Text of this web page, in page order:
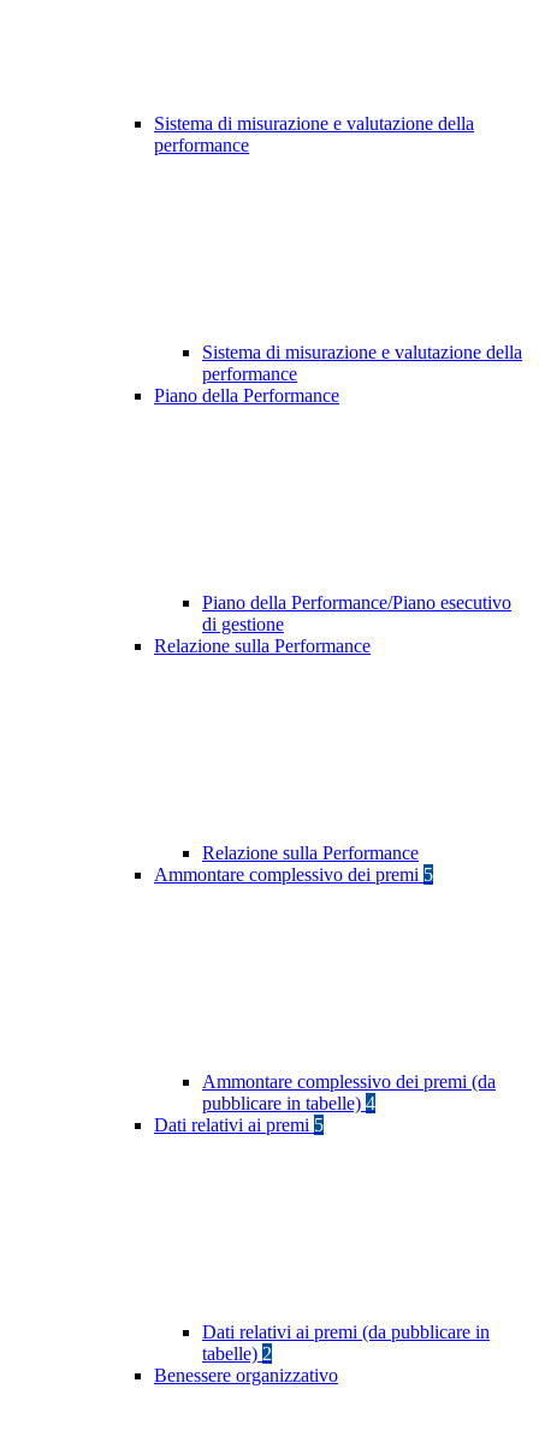
Sistema di misurazione e valutazione della
performance
Sistema di misurazione e valutazione della
performance
Piano della Performance
Piano della Performance/Piano esecutivo
di gestione
Relazione sulla Performance
Relazione sulla Performance
Ammontare complessivo dei premi 5
Ammontare complessivo dei premi (da
pubblicare in tabelle) 4
Dati relativi ai premi 5
Dati relativi ai premi (da pubblicare in
tabelle) 2
Benessere organizzativo